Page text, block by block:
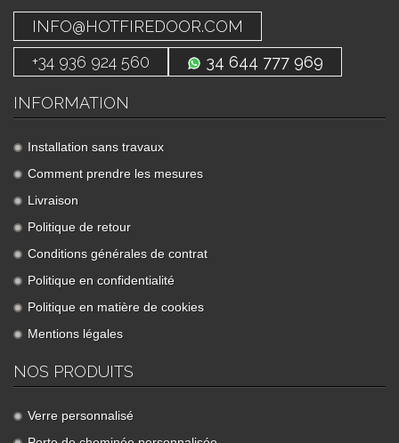
INFO@HOTFIREDOOR.COM
+34 936 924 560
34 644 777 969
INFORMATION
Installation sans travaux
Comment prendre les mesures
Livraison
Politique de retour
Conditions générales de contrat
Politique en confidentialité
Politique en matière de cookies
Mentions légales
NOS PRODUITS
Verre personnalisé